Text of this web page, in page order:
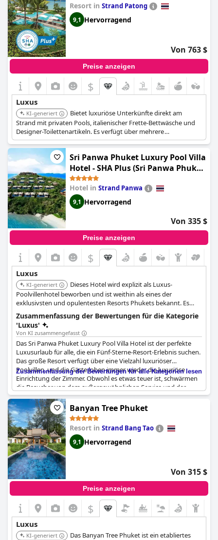
Resort in Strand Patong
9,1 Hervorragend
Von 763 $
Preise anzeigen
$
Luxus
KI-generiert
Bietet luxuriöse Unterkünfte direkt am
Strand mit privaten Pools, italienischer Frette-Bettwäsche und
Designer-Toilettenartikeln. Es verfügt über mehrere
Restaurants, ein Full-Service-Spa, einen Health Club und
kostenlose Annehmlichkeiten wie Frühstück und Parkservice,
die ein opulentes und exklusives Erlebnis bieten.
Sri Panwa Phuket Luxury Pool Villa
Hotel - SHA Plus (Sri Panwa Phuket
Luxury Pool Villa Hotel)
Hotel in Strand Panwa
9,1 Hervorragend
Von 335 $
Preise anzeigen
$
Luxus
KI-generiert
Dieses Hotel wird explizit als Luxus-
Poolvillenhotel beworben und ist weithin als eines der
exklusivsten und opulentesten Resorts Phukets bekannt. Es
bietet private Poolvillen und Panoramablicke, die ein
hochwertiges, abgeschiedenes Erlebnis bieten.
Zusammenfassung der Bewertungen für die Kategorie
'Luxus'
Von KI zusammengefasst
Das Sri Panwa Phuket Luxury Pool Villa Hotel ist der perfekte
Luxusurlaub für alle, die ein Fünf-Sterne-Resort-Erlebnis suchen.
Das große Resort verfügt über eine Vielzahl luxuriöser
Poolvillen, und die Gäste loben immer wieder die luxuriöse
Einrichtung der Zimmer. Obwohl es etwas teuer ist, schwärmen
die Besucher von dem außergewöhnlichen Service und der
hervorragenden Einstellung des Personals. Viele Gäste haben Sri
Panwa als das beste Resort bezeichnet, das sie je besucht
haben, mit der perfekten Kombination aus wunderschöner
Landschaft und entspannender Atmosphäre. Das Resort eignet
sich perfekt für Flitterwochen oder eine romantische Flucht und
ist ein Muss für alle, die sich eine luxuriöse Unterkunft gönnen
möchten. Die Besucher können eine herrliche Aussicht, schöne
und komfortable Annehmlichkeiten und ein wahrhaft luxuriöses
Poolvillen-Hotelerlebnis genießen. Das üppige Angebot des
Resorts ist der perfekte Ort, um sich stilvoll zu entspannen und
neue Energie zu tanken.
Zusammenfassung der Bewertungen für alle Kategorien lesen
Banyan Tree Phuket
Resort in Strand Bang Tao
9,1 Hervorragend
Von 315 $
Preise anzeigen
$
Luxus
KI-generiert
Das Banyan Tree Phuket ist ein etabliertes